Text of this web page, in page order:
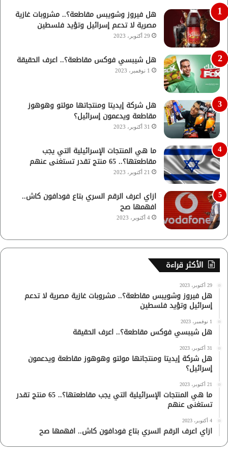
هل فيروز وشويبس مقاطعة؟.. مشروبات غازية
مصرية لا تدعم إسرائيل وتؤيد فلسطين
29 أكتوبر، 2023
هل شيبسي فوكس مقاطعة؟.. اعرف الحقيقة
1 نوفمبر، 2023
هل شركة إيديتا ومنتجاتها مولتو وهوهوز
مقاطعة ويدعمون إسرائيل؟
31 أكتوبر، 2023
ما هي المنتجات الإسرائيلية التي يجب
مقاطعتها؟.. 65 منتج تقدر تستغنى عنهم
21 أكتوبر، 2023
ازاي اعرف الرقم السري بتاع فودافون كاش..
افهمها صح
4 أكتوبر، 2023
الأكثر قراءة
29 أكتوبر، 2023
هل فيروز وشويبس مقاطعة؟.. مشروبات غازية مصرية لا تدعم
إسرائيل وتؤيد فلسطين
1 نوفمبر، 2023
هل شيبسي فوكس مقاطعة؟.. اعرف الحقيقة
31 أكتوبر، 2023
هل شركة إيديتا ومنتجاتها مولتو وهوهوز مقاطعة ويدعمون
إسرائيل؟
21 أكتوبر، 2023
ما هي المنتجات الإسرائيلية التي يجب مقاطعتها؟.. 65 منتج تقدر
تستغنى عنهم
4 أكتوبر، 2023
ازاي اعرف الرقم السري بتاع فودافون كاش.. افهمها صح